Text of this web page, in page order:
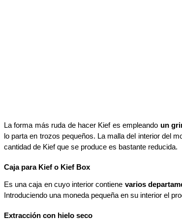
La forma más ruda de hacer Kief es empleando un
lo parta en trozos pequeños. La malla del interior del
cantidad de Kief que se produce es bastante reducida.
Caja para Kief o Kief Box
Es una caja en cuyo interior contiene varios
Introduciendo una moneda pequeña en su interior el
Extracción con hielo seco